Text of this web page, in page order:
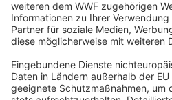
Registriert als Stiftung WWF
Justiz Berlin, Az: 3416/976/2
Umsatzsteuer-
Freistellungsbescheid: Als
von der Körperschaftssteuer gem.
Steuernummer 27/641/09321